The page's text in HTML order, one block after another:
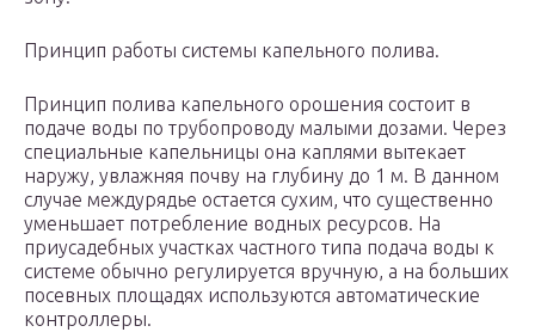
Принцип работы системы капельного полива.
Принцип полива капельного орошения состоит в
подаче воды по трубопроводу малыми дозами. Через
специальные капельницы она каплями вытекает
наружу, увлажняя почву на глубину до 1 м. В данном
случае междурядье остается сухим, что существенно
уменьшает потребление водных ресурсов. На
приусадебных участках частного типа подача воды к
системе обычно регулируется вручную, а на больших
посевных площадях используются автоматические
контроллеры.